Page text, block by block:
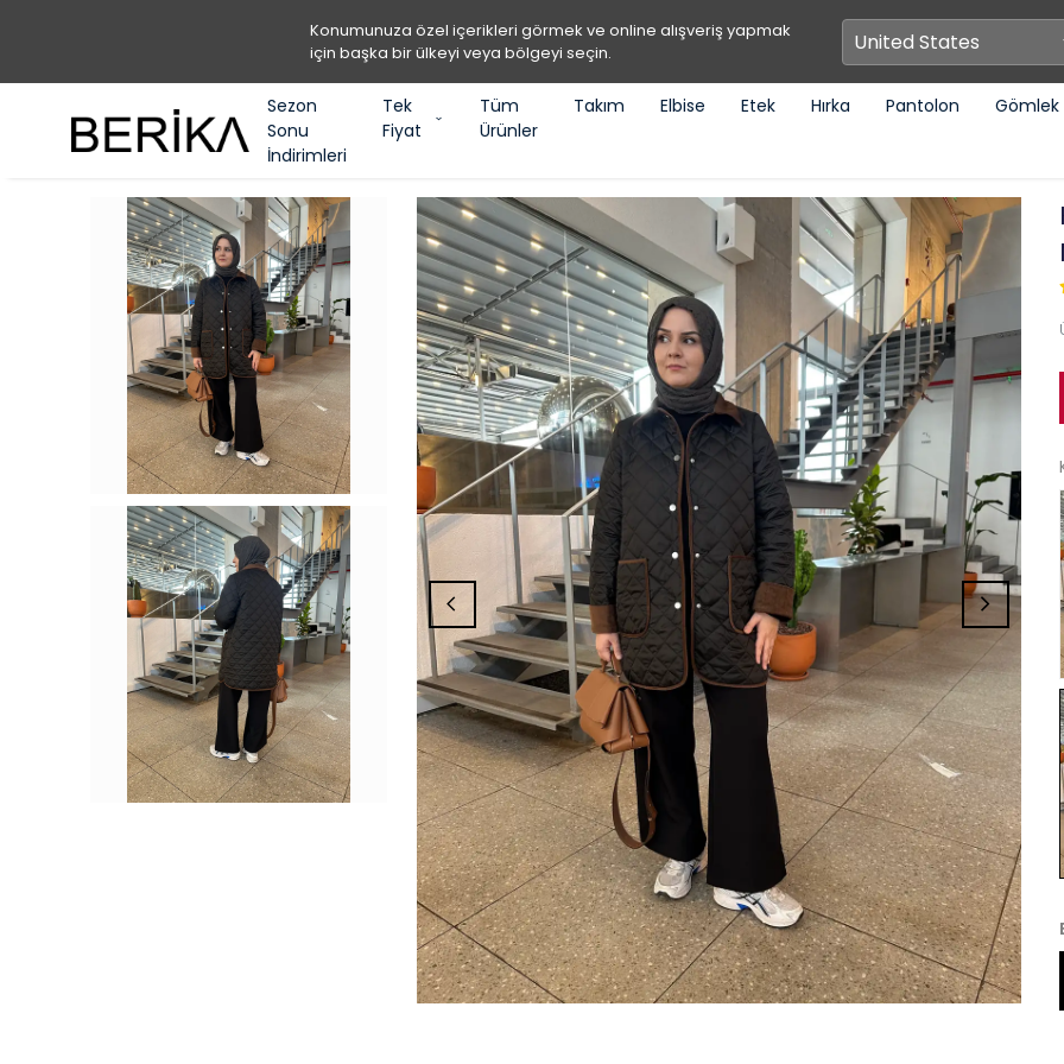
Konumunuza özel içerikleri görmek ve online alışveriş yapmak
için başka bir ülkeyi veya bölgeyi seçin.
Sezon
Sonu
İndirimleri
Tek
Fiyat
Tüm
Ürünler
Takım Elbise Etek Hırka Pantolon Gömlek